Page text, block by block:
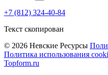
+7 (812) 324-40-84
Текст скопирован
© 2026 Невские Ресурсы
Политика использования
Topform.ru